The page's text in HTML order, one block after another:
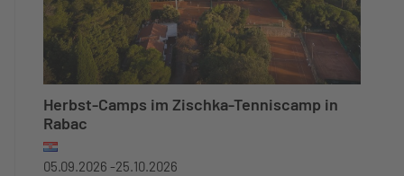
Herbst-Camps im Zischka-Tenniscamp in
Rabac
05.09.2026 -25.10.2026